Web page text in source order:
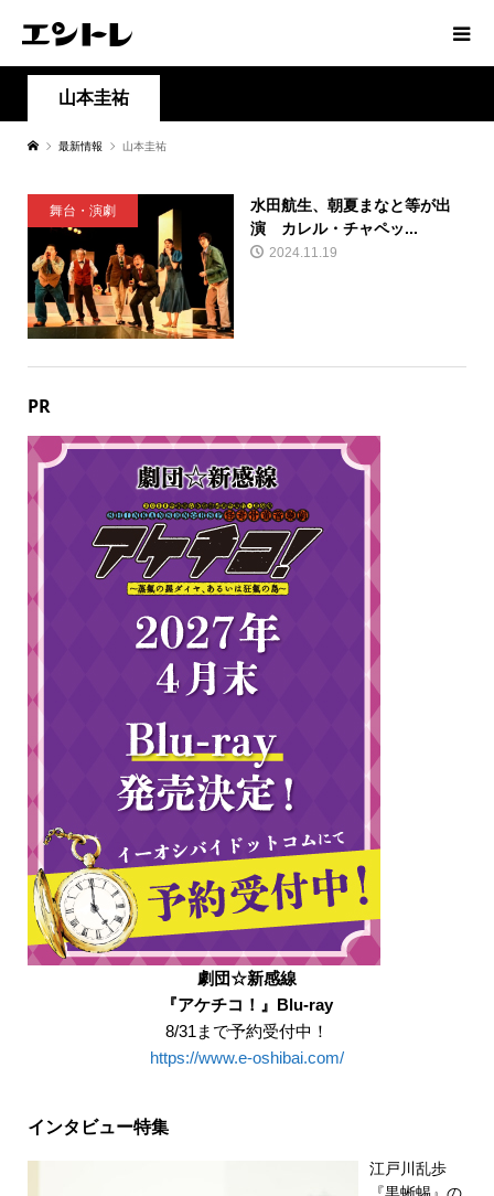
山本圭祐
最新情報 山本圭祐
舞台・演劇
水田航生、朝夏まなと等が出
演 カレル・チャペッ...
2024.11.19
PR
劇団☆新感線
『アケチコ！』Blu-ray
8/31まで予約受付中！
https://www.e-oshibai.com/
インタビュー特集
江戸川乱歩
『黒蜥蜴』の